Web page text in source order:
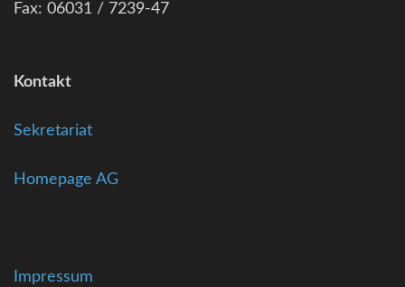
Fax: 06031 / 7239-47
Kontakt
Sekretariat
Homepage AG
Impressum